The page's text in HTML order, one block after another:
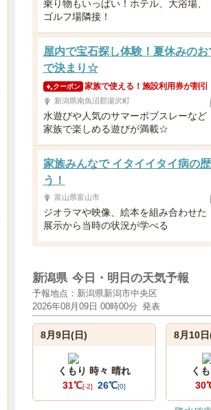
乗り物もいっぱい！ホテル、大浴場、
ゴルフ場隣接！
屋内で宝石探し体験！夏休みのお
で決まり☆
クーポン 家族で使える！施設利用券が割引
新潟県南魚沼郡湯沢町
水遊びや人気のサマーボブスレーなど
家族で楽しめる遊びが満載☆
家族みんなで イタイイタイ病の
う！
富山県富山市
ジオラマや映像、絵本を組み合わせた
展示から当時の状況が学べる
新潟県 今日・明日の天気予報
予報地点：新潟県新潟市中央区
2026年08月09日 00時00分 発表
8月9日(日)
くもり 時々 晴れ
31℃[-2] 26℃[0]
8月10
く